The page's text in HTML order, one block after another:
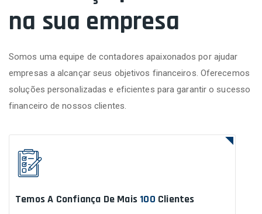
na sua empresa
Somos uma equipe de contadores apaixonados por ajudar
empresas a alcançar seus objetivos financeiros. Oferecemos
soluções personalizadas e eficientes para garantir o sucesso
financeiro de nossos clientes.
Temos A Confiança De Mais 100 Clientes